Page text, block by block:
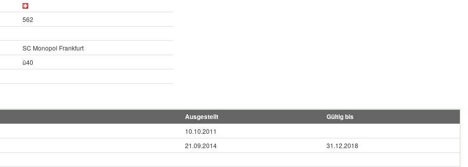
562
SC Monopol Frankfurt
ü40
Ausgestellt Gültig bis
10.10.2011
21.09.2014
31.12.2018